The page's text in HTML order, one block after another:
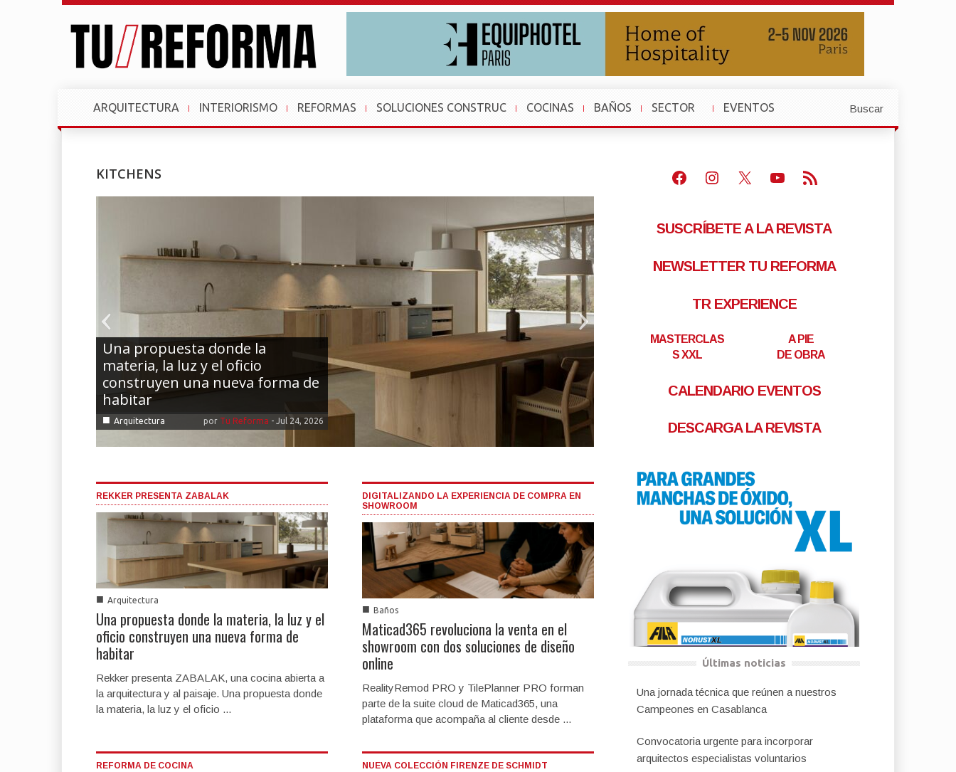
ARQUITECTURA INTERIORISMO REFORMAS SOLUCIONES CONSTRUC COCINAS BAÑOS
SECTOR
»
EVENTOS
»
Buscar
KITCHENS
Una propuesta donde la
materia, la luz y el oficio
construyen una nueva forma de
habitar
por Tu Reforma - Jul 24, 2026
■ Arquitectura
en el showroom con dos
soluciones de diseño online
porTu Reforma -Jul 24, 2026
REKKER PRESENTA ZABALAK
■ Arquitectura
Una propuesta donde la materia, la luz y el
oficio construyen una nueva forma de
habitar
Rekker presenta ZABALAK, una cocina abierta a
la arquitectura y al paisaje. Una propuesta donde
la materia, la luz y el oficio ...
DIGITALIZANDO LA EXPERIENCIA DE COMPRA EN
SHOWROOM
■ Baños
Maticad365 revoluciona la venta en el
showroom con dos soluciones de diseño
online
RealityRemod PRO y TilePlanner PRO forman
parte de la suite cloud de Maticad365, una
plataforma que acompaña al cliente desde ...
REFORMA DE COCINA NUEVA COLECCIÓN FIRENZE DE SCHMIDT
Facebook
Instagram
X Youtube
Feed RSS
SUSCRÍBETE A LA REVISTA
NEWSLETTER TU REFORMA
TR EXPERIENCE
MASTERCLAS
S XXL
A PIE
DE OBRA
CALENDARIO EVENTOS
DESCARGA LA REVISTA
Últimas noticias
Una jornada técnica que reúnen a nuestros
Campeones en Casablanca
Convocatoria urgente para incorporar
arquitectos especialistas voluntarios